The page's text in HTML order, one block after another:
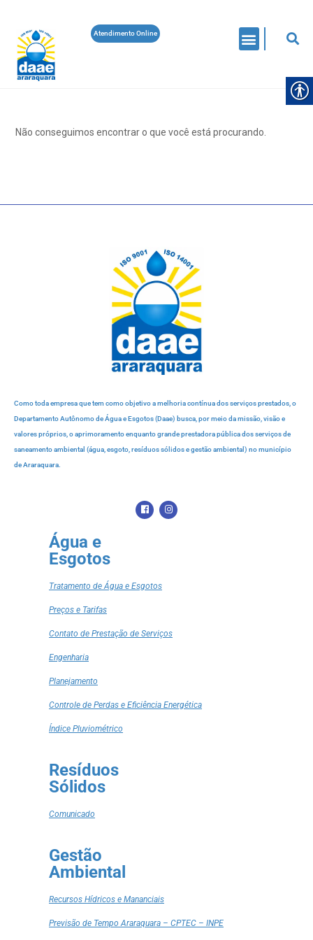
Atendimento Online
Não conseguimos encontrar o que você está procurando.
Como toda empresa que tem como objetivo a melhoria contínua dos serviços prestados, o
Departamento Autônomo de Água e Esgotos (Daae) busca, por meio da missão, visão e
valores próprios, o aprimoramento enquanto grande prestadora pública dos serviços de
saneamento ambiental (água, esgoto, resíduos sólidos e gestão ambiental) no município
de Araraquara.
Água e
Esgotos
Tratamento de Água e Esgotos
Preços e Tarifas
Contato de Prestação de Serviços
Engenharia
Planejamento
Controle de Perdas e Eficiência Energética
Índice Pluviométrico
Resíduos
Sólidos
Comunicado
Gestão
Ambiental
Recursos Hídricos e Mananciais
Previsão de Tempo Araraquara – CPTEC – INPE